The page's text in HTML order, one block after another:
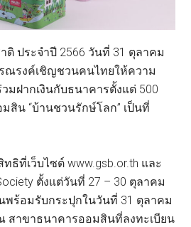
ประจำปี 2566 วันที่ 31 ตุลาคม
ณรงค์เชิญชวนคนไทยให้ความ
มฝากเงินกับธนาคารตั้งแต่ 500
สิน “บ้านชวนรักษ์โลก” เป็นที่
ธิที่เว็บไซต์ www.gsb.or.th และ
Society ตั้งแต่วันที่ 27 – 30 ตุลาคม
นพร้อมรับกระปุกในวันที่ 31 ตุลาคม
สาขาธนาคารออมสินที่ลงทะเบียน